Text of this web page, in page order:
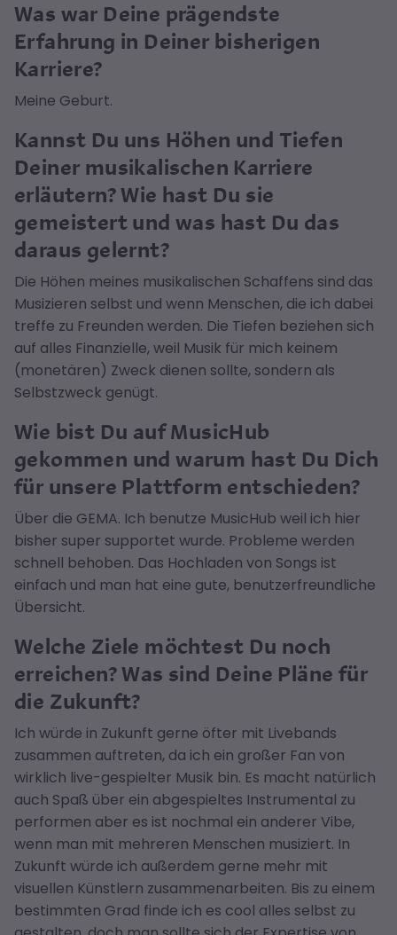
Was war Deine prägendste
Erfahrung in Deiner bisherigen
Karriere?
Meine Geburt.
Kannst Du uns Höhen und Tiefen
Deiner musikalischen Karriere
erläutern? Wie hast Du sie
gemeistert und was hast Du das
daraus gelernt?
Die Höhen meines musikalischen Schaffens sind das
Musizieren selbst und wenn Menschen, die ich dabei
treffe zu Freunden werden. Die Tiefen beziehen sich
auf alles Finanzielle, weil Musik für mich keinem
(monetären) Zweck dienen sollte, sondern als
Selbstzweck genügt.
Wie bist Du auf MusicHub
gekommen und warum hast Du Dich
für unsere Plattform entschieden?
Über die GEMA. Ich benutze MusicHub weil ich hier
bisher super supportet wurde. Probleme werden
schnell behoben. Das Hochladen von Songs ist
einfach und man hat eine gute, benutzerfreundliche
Übersicht.
Welche Ziele möchtest Du noch
erreichen? Was sind Deine Pläne für
die Zukunft?
Ich würde in Zukunft gerne öfter mit Livebands
zusammen auftreten, da ich ein großer Fan von
wirklich live-gespielter Musik bin. Es macht natürlich
auch Spaß über ein abgespieltes Instrumental zu
performen aber es ist nochmal ein anderer Vibe,
wenn man mit mehreren Menschen musiziert. In
Zukunft würde ich außerdem gerne mehr mit
visuellen Künstlern zusammenarbeiten. Bis zu einem
bestimmten Grad finde ich es cool alles selbst zu